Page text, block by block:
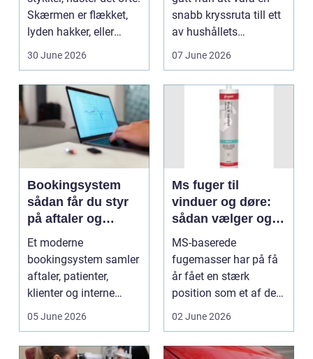
Skærmen er flækket,
lyden hakker, eller
batteriet løber ...
30 June 2026
snabb kryssruta till ett
av hushållets
viktigaste ekonom...
07 June 2026
Bookingsystem
sådan får du styr
på aftaler og
arbejdsgange
Et moderne
bookingsystem samler
aftaler, patienter,
klienter og interne
arbejdsgange ét sted. I
05 June 2026
Ms fuger til
vinduer og døre:
sådan vælger og
bruger du dem
rigtigt
MS-baserede
fugemasser har på få
år fået en stærk
position som et af de
mest alsidige valg til
02 June 2026